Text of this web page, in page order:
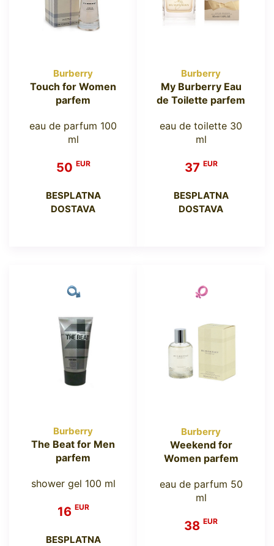
Burberry
Touch for Women
parfem
eau de parfum 100
ml
50 EUR
BESPLATNA
DOSTAVA
Burberry
My Burberry Eau
de Toilette parfem
eau de toilette 30
ml
37 EUR
BESPLATNA
DOSTAVA
Burberry
The Beat for Men
parfem
shower gel 100 ml
16 EUR
BESPLATNA
Burberry
Weekend for
Women parfem
eau de parfum 50
ml
38 EUR